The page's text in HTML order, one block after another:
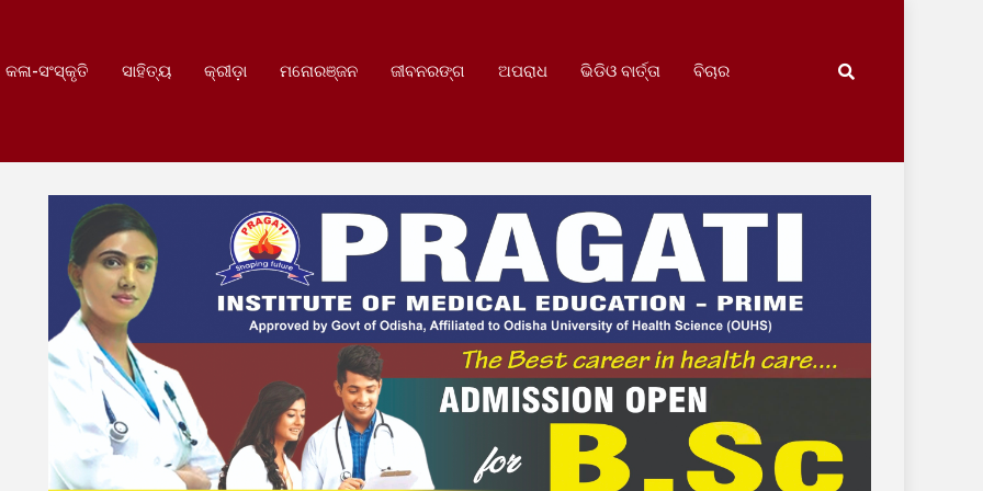
କଳା-ସଂସ୍କୃତି ସାହିତ୍ୟ କ୍ରୀଡ଼ା ମନୋରଞ୍ଜନ ଜୀବନରଙ୍ଗ ଅପରାଧ ଭିଡିଓ ବାର୍ତ୍ତା ବିଚାର